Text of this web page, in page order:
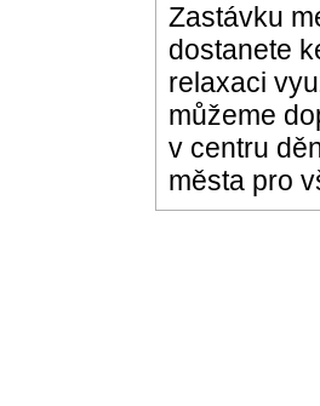
Zastávku
dostanete
relaxaci
můžeme
v centru
města pro